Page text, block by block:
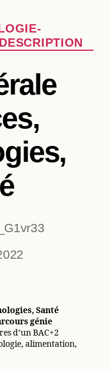
Santé
génie
d’un BAC+2
alimentation,